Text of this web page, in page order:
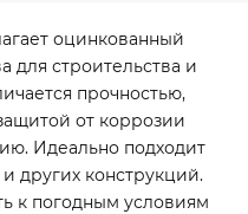
оцинкованный
для строительства и
прочностью,
от коррозии
Идеально подходит
других конструкций.
к погодным условиям